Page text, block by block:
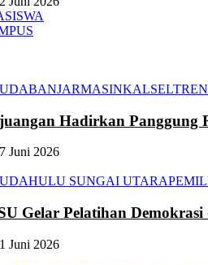
BANJARMASINKALSEL
Hadirkan Panggung
Juni 2026
HULU SUNGAI UTARA
Gelar Pelatihan
Juni 2026